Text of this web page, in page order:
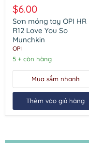
móng
tay
OPI
HR
R12
Love
You
So
$6.00
Sơn móng tay OPI HR
R12 Love You So
Munchkin
OPI
5 + còn hàng
Mua sắm nhanh
Thêm vào giỏ hàng